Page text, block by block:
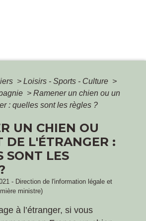
> Loisirs - Sports - Culture >
> Ramener un chien ou un
: quelles sont les règles ?
UN CHIEN OU
DE L'ÉTRANGER :
SONT LES
- Direction de l'information légale et
ministre)
à l’étranger, si vous